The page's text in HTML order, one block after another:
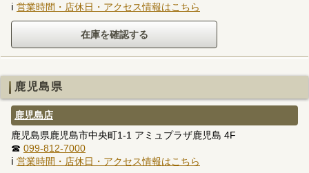
ℹ 営業時間・店休日・アクセス情報はこちら
鹿児島県
鹿児島店
鹿児島県鹿児島市中央町1-1 アミュプラザ鹿児島 4F
☎ 099-812-7000
ℹ 営業時間・店休日・アクセス情報はこちら